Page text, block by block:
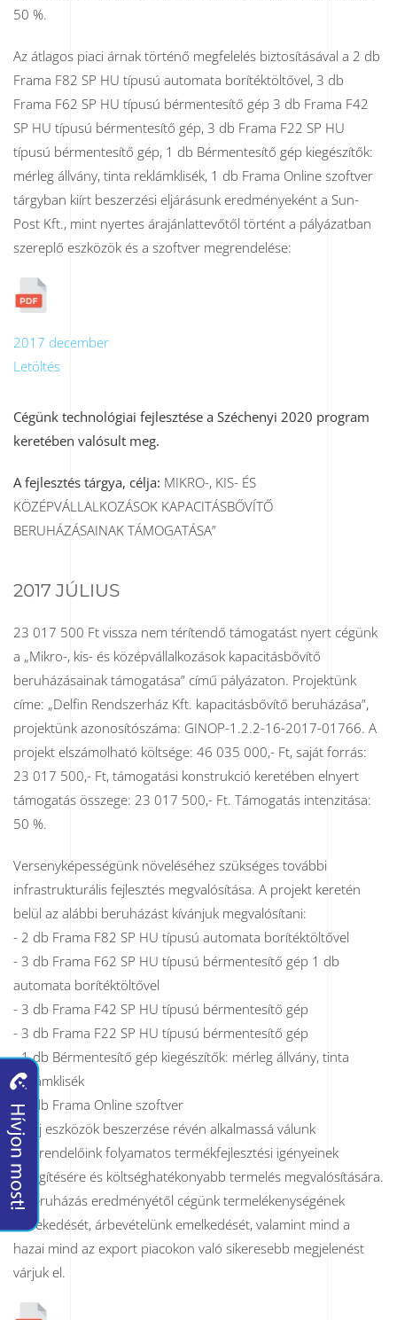
50 %.
Az átlagos piaci árnak történő megfelelés biztosításával a 2 db
Frama F82 SP HU típusú automata borítéktöltővel, 3 db
Frama F62 SP HU típusú bérmentesítő gép 3 db Frama F42
SP HU típusú bérmentesítő gép, 3 db Frama F22 SP HU
típusú bérmentesítő gép, 1 db Bérmentesítő gép kiegészítők:
mérleg állvány, tinta reklámklisék, 1 db Frama Online szoftver
tárgyban kiírt beszerzési eljárásunk eredményeként a Sun-
Post Kft., mint nyertes árajánlattevőtől történt a pályázatban
szereplő eszközök és a szoftver megrendelése:
2017 december
Letöltés
Cégünk technológiai fejlesztése a Széchenyi 2020 program
keretében valósult meg.
A fejlesztés tárgya, célja: MIKRO-, KIS- ÉS
KÖZÉPVÁLLALKOZÁSOK KAPACITÁSBŐVÍTŐ
BERUHÁZÁSAINAK TÁMOGATÁSA”
2017 JÚLIUS
23 017 500 Ft vissza nem térítendő támogatást nyert cégünk
a „Mikro-, kis- és középvállalkozások kapacitásbővítő
beruházásainak támogatása” című pályázaton. Projektünk
címe: „Delfin Rendszerház Kft. kapacitásbővítő beruházása”,
projektünk azonosítószáma: GINOP-1.2.2-16-2017-01766. A
projekt elszámolható költsége: 46 035 000,- Ft, saját forrás:
23 017 500,- Ft, támogatási konstrukció keretében elnyert
támogatás összege: 23 017 500,- Ft. Támogatás intenzitása:
50 %.
Versenyképességünk növeléséhez szükséges további
infrastrukturális fejlesztés megvalósítása. A projekt keretén
belül az alábbi beruházást kívánjuk megvalósítani:
- 2 db Frama F82 SP HU típusú automata borítéktöltővel
- 3 db Frama F62 SP HU típusú bérmentesítő gép 1 db
automata borítéktöltővel
- 3 db Frama F42 SP HU típusú bérmentesítő gép
- 3 db Frama F22 SP HU típusú bérmentesítő gép
- 1 db Bérmentesítő gép kiegészítők: mérleg állvány, tinta
reklámklisék
- 1 db Frama Online szoftver
Az új eszközök beszerzése révén alkalmassá válunk
megrendelőink folyamatos termékfejlesztési igényeinek
kielégítésére és költséghatékonyabb termelés megvalósítására.
A beruházás eredményétől cégünk termelékenységének
növekedését, árbevételünk emelkedését, valamint mind a
hazai mind az export piacokon való sikeresebb megjelenést
várjuk el.